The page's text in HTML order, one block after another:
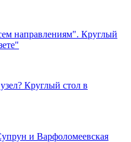
направлениям". Круглый
Круглый стол в
и Варфоломеевская